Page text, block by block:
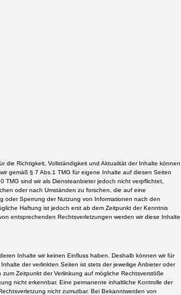
die Richtigkeit, Vollständigkeit und Aktualität der Inhalte können
gemäß § 7 Abs.1 TMG für eigene Inhalte auf diesen Seiten
sind wir als Diensteanbieter jedoch nicht verpflichtet,
oder nach Umständen zu forschen, die auf eine
oder Sperrung der Nutzung von Informationen nach den
Haftung ist jedoch erst ab dem Zeitpunkt der Kenntnis
entsprechenden Rechtsverletzungen werden wir diese Inhalte
Inhalte wir keinen Einfluss haben. Deshalb können wir für
der verlinkten Seiten ist stets der jeweilige Anbieter oder
Zeitpunkt der Verlinkung auf mögliche Rechtsverstöße
nicht erkennbar. Eine permanente inhaltliche Kontrolle der
nicht zumutbar. Bei Bekanntwerden von